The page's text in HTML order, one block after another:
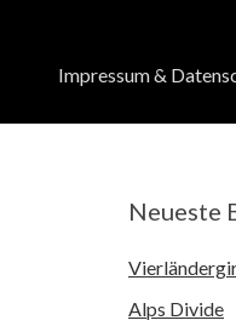
Impressum &
Neueste
Alps Divide